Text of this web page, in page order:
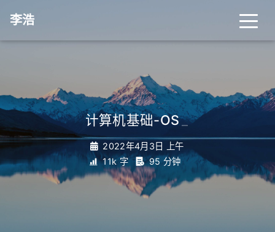
李浩
计算机基础-OS_
2022年4月3日 上午
11k 字
95 分钟